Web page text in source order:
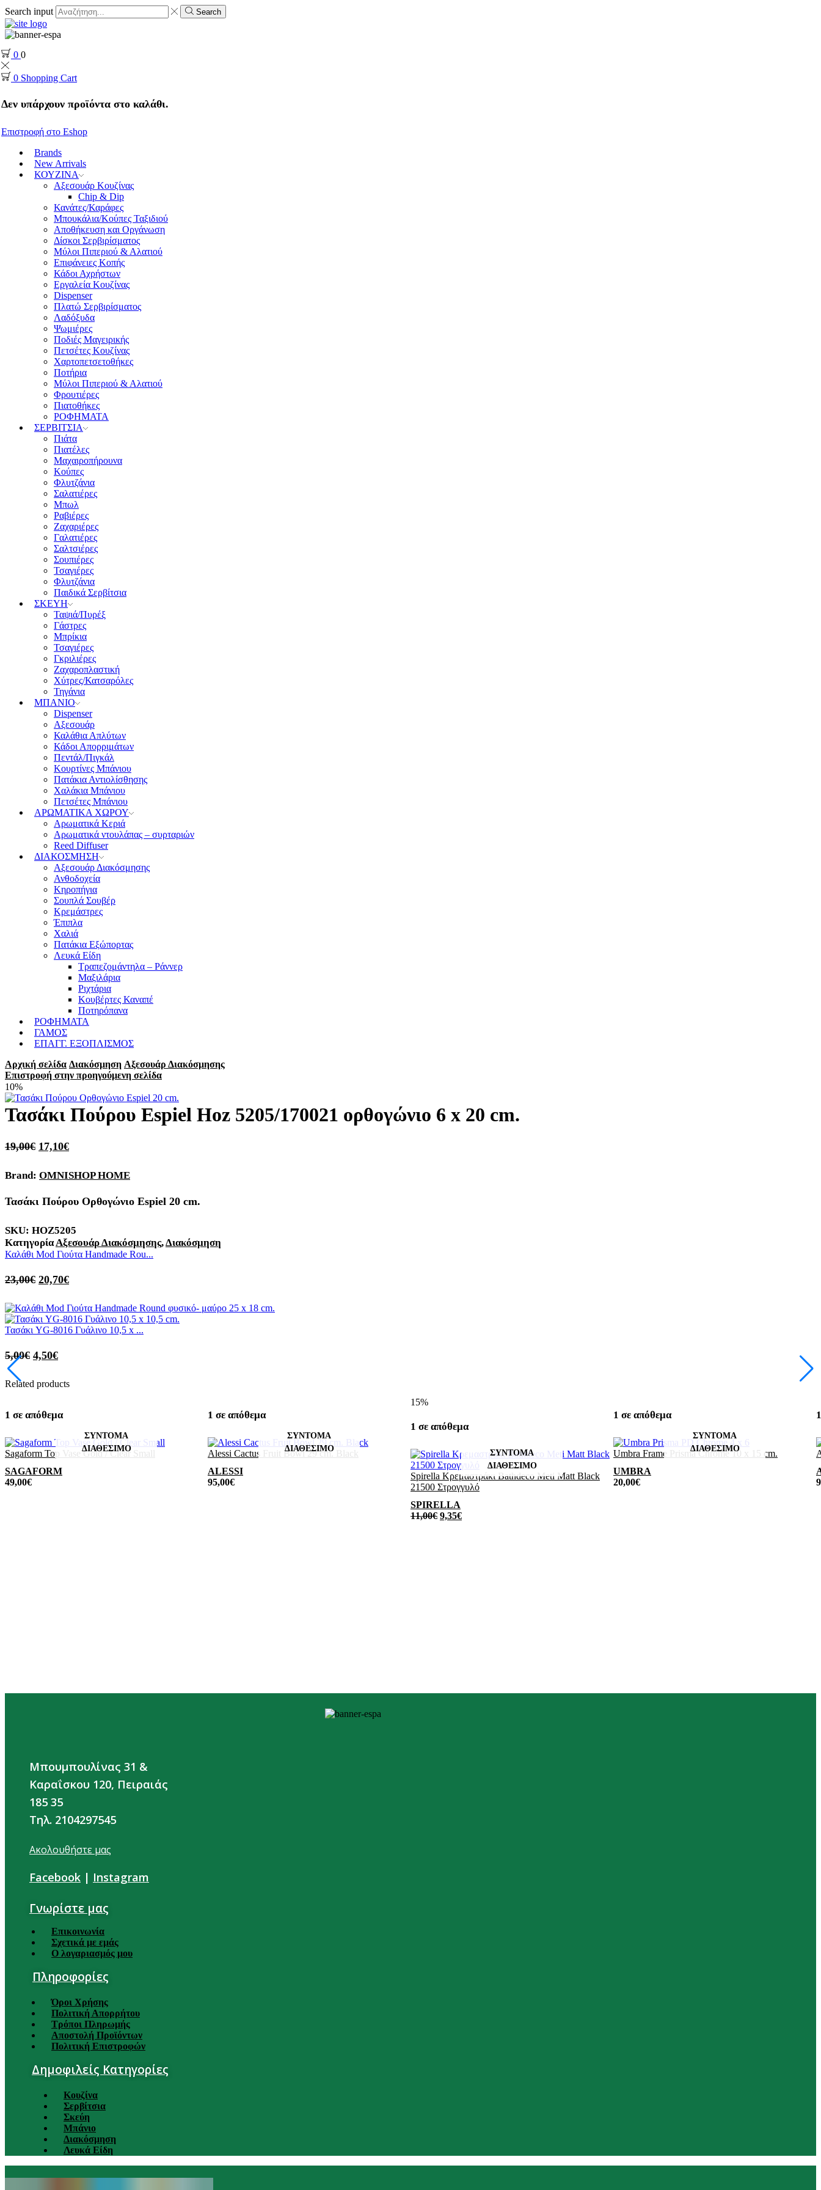
Search input Search
0 0
0 Shopping Cart
Δεν υπάρχουν προϊόντα στο καλάθι.
Επιστροφή στο Eshop
Brands
New Arrivals
ΚΟΥΖΙΝΑ
Αξεσουάρ Κουζίνας
Chip & Dip
Κανάτες/Καράφες
Μπουκάλια/Κούπες Ταξιδιού
Αποθήκευση και Οργάνωση
Δίσκοι Σερβιρίσματος
Μύλοι Πιπεριού & Αλατιού
Επιφάνειες Κοπής
Κάδοι Αχρήστων
Εργαλεία Κουζίνας
Dispenser
Πλατώ Σερβιρίσματος
Λαδόξυδα
Ψωμιέρες
Ποδιές Μαγειρικής
Πετσέτες Κουζίνας
Χαρτοπετσετοθήκες
Ποτήρια
Μύλοι Πιπεριού & Αλατιού
Φρουτιέρες
Πιατοθήκες
ΡΟΦΗΜΑΤΑ
ΣΕΡΒΙΤΣΙΑ
Πιάτα
Πιατέλες
Μαχαιροπήρουνα
Κούπες
Φλυτζάνια
Σαλατιέρες
Μπωλ
Ραβιέρες
Ζαχαριέρες
Γαλατιέρες
Σαλτσιέρες
Σουπιέρες
Τσαγιέρες
Φλυτζάνια
Παιδικά Σερβίτσια
ΣΚΕΥΗ
Ταψιά/Πυρέξ
Γάστρες
Μπρίκια
Τσαγιέρες
Γκριλιέρες
Ζαχαροπλαστική
Χύτρες/Κατσαρόλες
Τηγάνια
ΜΠΑΝΙΟ
Dispenser
Αξεσουάρ
Καλάθια Απλύτων
Κάδοι Απορριμάτων
Πεντάλ/Πιγκάλ
Κουρτίνες Μπάνιου
Πατάκια Αντιολίσθησης
Χαλάκια Μπάνιου
Πετσέτες Μπάνιου
ΑΡΩΜΑΤΙΚΑ ΧΩΡΟΥ
Αρωματικά Κεριά
Αρωματικά ντουλάπας – συρταριών
Reed Diffuser
ΔΙΑΚΟΣΜΗΣΗ
Αξεσουάρ Διακόσμησης
Ανθοδοχεία
Κηροπήγια
Σουπλά Σουβέρ
Κρεμάστρες
Έπιπλα
Χαλιά
Πατάκια Εξώπορτας
Λευκά Είδη
Τραπεζομάντηλα – Ράννερ
Μαξιλάρια
Ριχτάρια
Κουβέρτες Καναπέ
Ποτηρόπανα
ΡΟΦΗΜΑΤΑ
ΓΑΜΟΣ
ΕΠΑΓΓ. ΕΞΟΠΛΙΣΜΟΣ
Αρχική σελίδα Διακόσμηση Αξεσουάρ Διακόσμησης
Επιστροφή στην προηγούμενη σελίδα
10%
Τασάκι Πούρου Espiel Hoz 5205/170021 ορθογώνιο 6 x 20 cm.
19,00€ 17,10€
Brand: OMNISHOP HOME
Τασάκι Πούρου Ορθογώνιο Espiel 20 cm.
SKU: HOZ5205
ΚατηγορίαΑξεσουάρ Διακόσμησης,Διακόσμηση
Καλάθι Mod Γιούτα Handmade Rou...
23,00€ 20,70€
Τασάκι YG-8016 Γυάλινο 10,5 x ...
5,00€ 4,50€
Related products
1 σε απόθεμα
Sagaform Top Vase Gold / Clear Small
SAGAFORM
49,00€
1 σε απόθεμα
Alessi Cactus Fruit Bowl 29 cm. Black
ALESSI
95,00€
15%
1 σε απόθεμα
Spirella Κρεμαστράκι Bathdeco Meti Matt Black
21500 Στρογγυλό
SPIRELLA
11,00€ 9,35€
1 σε απόθεμα
Umbra Frame Prisma Chrome 10 x 15 cm.
UMBRA
20,00€
Μπουμπουλίνας 31 &
Καραΐσκου 120, Πειραιάς
185 35
Τηλ. 2104297545
Ακολουθήστε μας
Facebook | Instagram
Γνωρίστε μας
Επικοινωνία
Σχετικά με εμάς
Ο λογαριασμός μου
Πληροφορίες
Όροι Χρήσης
Πολιτική Απορρήτου
Τρόποι Πληρωμής
Αποστολή Προϊόντων
Πολιτική Επιστροφών
Δημοφιλείς Κατηγορίες
Κουζίνα
Σερβίτσια
Σκεύη
Μπάνιο
Διακόσμηση
Λευκά Είδη